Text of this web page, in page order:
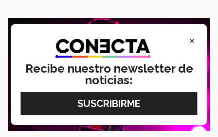
×
Recibe nuestro newsletter de
noticias: